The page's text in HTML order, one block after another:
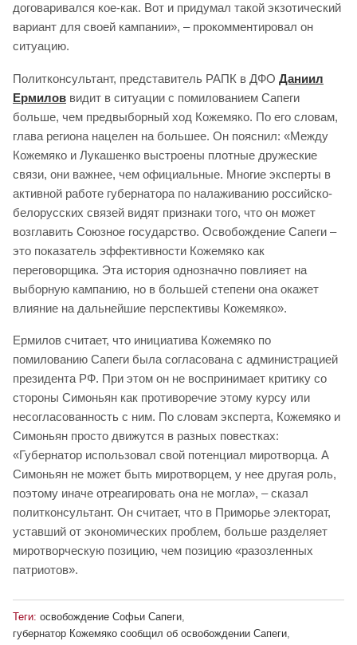
договаривался кое-как. Вот и придумал такой экзотический
вариант для своей кампании», – прокомментировал он
ситуацию.
Политконсультант, представитель РАПК в ДФО Даниил
Ермилов видит в ситуации с помилованием Сапеги
больше, чем предвыборный ход Кожемяко. По его словам,
глава региона нацелен на большее. Он пояснил: «Между
Кожемяко и Лукашенко выстроены плотные дружеские
связи, они важнее, чем официальные. Многие эксперты в
активной работе губернатора по налаживанию российско-
белорусских связей видят признаки того, что он может
возглавить Союзное государство. Освобождение Сапеги –
это показатель эффективности Кожемяко как
переговорщика. Эта история однозначно повлияет на
выборную кампанию, но в большей степени она окажет
влияние на дальнейшие перспективы Кожемяко».
Ермилов считает, что инициатива Кожемяко по
помилованию Сапеги была согласована с администрацией
президента РФ. При этом он не воспринимает критику со
стороны Симоньян как противоречие этому курсу или
несогласованность с ним. По словам эксперта, Кожемяко и
Симоньян просто движутся в разных повестках:
«Губернатор использовал свой потенциал миротворца. А
Симоньян не может быть миротворцем, у нее другая роль,
поэтому иначе отреагировать она не могла», – сказал
политконсультант. Он считает, что в Приморье электорат,
уставший от экономических проблем, больше разделяет
миротворческую позицию, чем позицию «разозленных
патриотов».
Теги: освобождение Софьи Сапеги
губернатор Кожемяко сообщил об освобождении Сапеги,